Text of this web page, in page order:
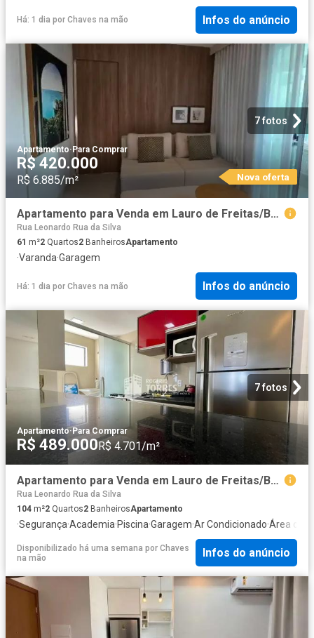
Há: 1 dia por Chaves na mão Infos do anúncio
7 fotos
Apartamento· Para Comprar
R$ 420.000
R$ 6.885/m² Nova oferta
Apartamento para Venda em Lauro de Freitas/BA Buraquinho 2 Quartos
Rua Leonardo Rua da Silva
61 m²2 Quartos2 BanheirosApartamento
·Varanda·Garagem
Há: 1 dia por Chaves na mão Infos do anúncio
7 fotos
Apartamento·Para Comprar
R$ 489.000R$ 4.701/m²
Apartamento para Venda em Lauro de Freitas/BA Centro 2 Quartos
Rua Leonardo Rua da Silva
104 m²2 Quartos2 BanheirosApartamento
·Segurança·Academia·Piscina·Garagem·Ar Condicionado·Área de
Disponibilizado há uma semana por Chaves
na mão
Infos do anúncio